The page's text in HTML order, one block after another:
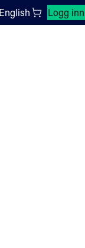
English Logg inn
Lukk søkepanel